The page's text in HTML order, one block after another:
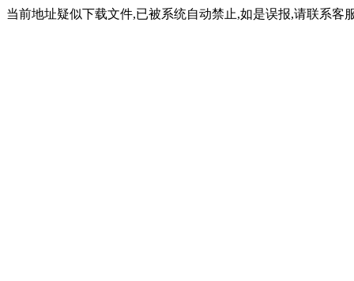
当前地址疑似下载文件,已被系统自动禁止,如是误报,请联系客